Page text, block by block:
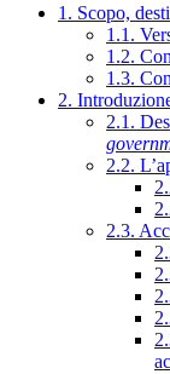
1. Scopo,
1.1.
1.2.
1.3.
2.
2.1.
2.2.
2.3.